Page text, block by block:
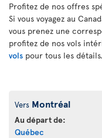
Profitez de nos offres
Si vous voyagez au
vous prenez une
profitez de nos vols
vols pour tous les détails.
Vers Montréal
Au départ de:
Québec